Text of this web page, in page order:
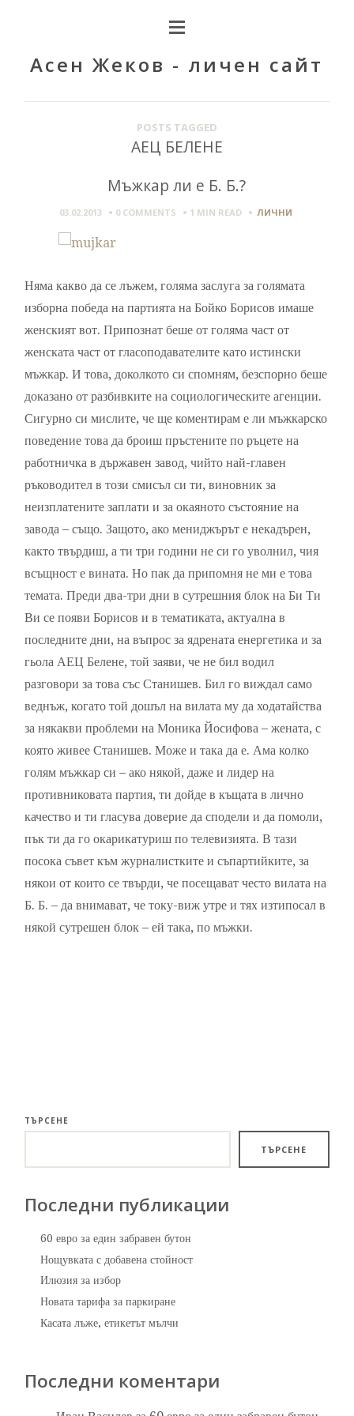
Асен Жеков - личен сайт
POSTS TAGGED
АЕЦ БЕЛЕНЕ
Мъжкар ли е Б. Б.?
03.02.2013 0 COMMENTS 1 MIN READ ЛИЧНИ
Няма какво да се лъжем, голяма заслуга за голямата
изборна победа на партията на Бойко Борисов имаше
женският вот. Припознат беше от голяма част от
женската част от гласоподавателите като истински
мъжкар. И това, доколкото си спомням, безспорно беше
доказано от разбивките на социологическите агенции.
Сигурно си мислите, че ще коментирам е ли мъжкарско
поведение това да броиш пръстените по ръцете на
работничка в държавен завод, чийто най-главен
ръководител в този смисъл си ти, виновник за
неизплатените заплати и за окаяното състояние на
завода – също. Защото, ако мениджърът е некадърен,
както твърдиш, а ти три години не си го уволнил, чия
всъщност е вината. Но пак да припомня не ми е това
темата. Преди два-три дни в сутрешния блок на Би Ти
Ви се появи Борисов и в тематиката, актуална в
последните дни, на въпрос за ядрената енергетика и за
гьола АЕЦ Белене, той заяви, че не бил водил
разговори за това със Станишев. Бил го виждал само
веднъж, когато той дошъл на вилата му да ходатайства
за някакви проблеми на Моника Йосифова – жената, с
която живее Станишев. Може и така да е. Ама колко
голям мъжкар си – ако някой, даже и лидер на
противниковата партия, ти дойде в къщата в лично
качество и ти гласува доверие да сподели и да помоли,
пък ти да го окарикатуриш по телевизията. В тази
посока съвет към журналистките и съпартийките, за
някои от които се твърди, че посещават често вилата на
Б. Б. – да внимават, че току-виж утре и тях изтипосал в
някой сутрешен блок – ей така, по мъжки.
ТЪРСЕНЕ
ТЪРСЕНЕ
Последни публикации
60 евро за един забравен бутон
Нощувката с добавена стойност
Илюзия за избор
Новата тарифа за паркиране
Касата лъже, етикетът мълчи
Последни коментари